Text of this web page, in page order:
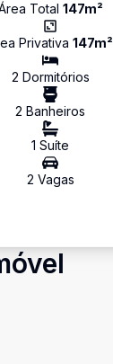
Total 147m²
Privativa 147m²
2 Dormitórios
2 Banheiros
1 Suíte
2 Vagas